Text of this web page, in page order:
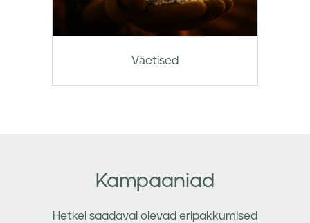
Väetised
Kampaaniad
Hetkel saadaval olevad eripakkumised